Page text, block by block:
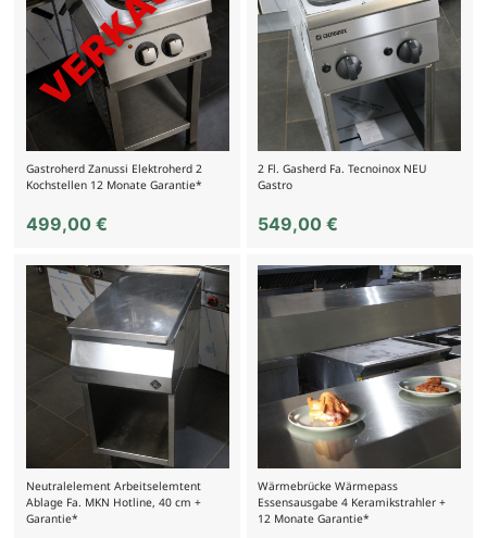
Gastroherd Zanussi Elektroherd 2
Kochstellen 12 Monate Garantie*
499,00 €
2 Fl. Gasherd Fa. Tecnoinox NEU
Gastro
549,00€
Neutralelement Arbeitselemtent
Ablage Fa. MKN Hotline, 40 cm +
Garantie*
Wärmebrücke Wärmepass
Essensausgabe 4 Keramikstrahler +
12 Monate Garantie*